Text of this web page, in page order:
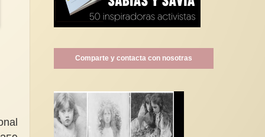
Comparte y contacta con nosotras